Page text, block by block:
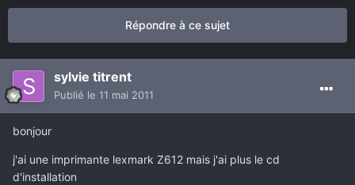
Répondre à ce sujet
sylvie titrent
Publié le 11 mai 2011
bonjour
j'ai une imprimante lexmark Z612 mais j'ai plus le cd
d'installation